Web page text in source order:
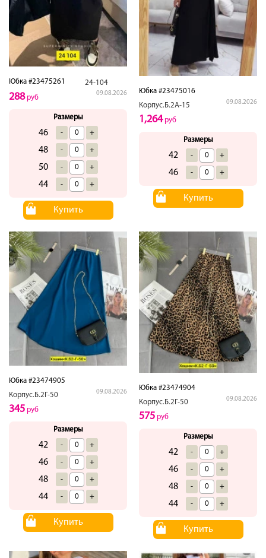
Юбка #23475261 24-104
09.08.2026
288руб
Размеры
46 - +
48 - +
50 - +
44 - +
Купить
Юбка #23475016
Корпус.Б.2А-15
09.08.2026
1,264руб
Размеры
42 - +
46 - +
Купить
Юбка #23474905
Корпус.Б.2Г-50
09.08.2026
345 руб
Размеры
42 - +
46 - +
48 - +
44 - +
Купить
Юбка #23474904
Корпус.Б.2Г-50
09.08.2026
575 руб
Размеры
42 - +
46 - +
48 - +
44 - +
Купить